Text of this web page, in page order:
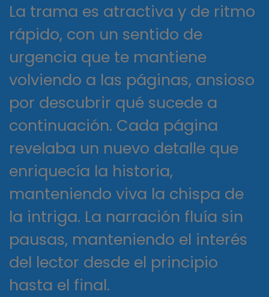
La trama es atractiva y de ritmo
rápido, con un sentido de
urgencia que te mantiene
volviendo a las páginas, ansioso
por descubrir qué sucede a
continuación. Cada página
revelaba un nuevo detalle que
enriquecía la historia,
manteniendo viva la chispa de
la intriga. La narración fluía sin
pausas, manteniendo el interés
del lector desde el principio
hasta el final.